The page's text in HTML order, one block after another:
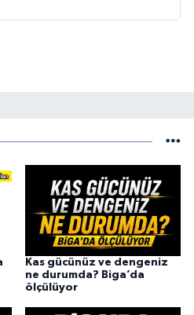
Kas gücünüz ve dengeniz
ne durumda? Biga’da
ölçülüyor